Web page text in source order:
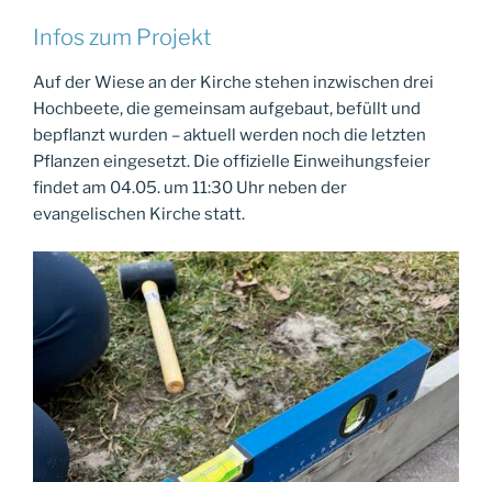
Infos zum Projekt
Auf der Wiese an der Kirche stehen inzwischen drei
Hochbeete, die gemeinsam aufgebaut, befüllt und
bepflanzt wurden – aktuell werden noch die letzten
Pflanzen eingesetzt. Die offizielle Einweihungsfeier
findet am 04.05. um 11:30 Uhr neben der
evangelischen Kirche statt.